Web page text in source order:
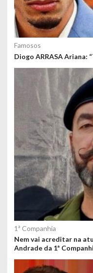
Famosos
Diogo ARRASA Ariana:
1ª Companhia
Nem vai acreditar na
Andrade da 1ª